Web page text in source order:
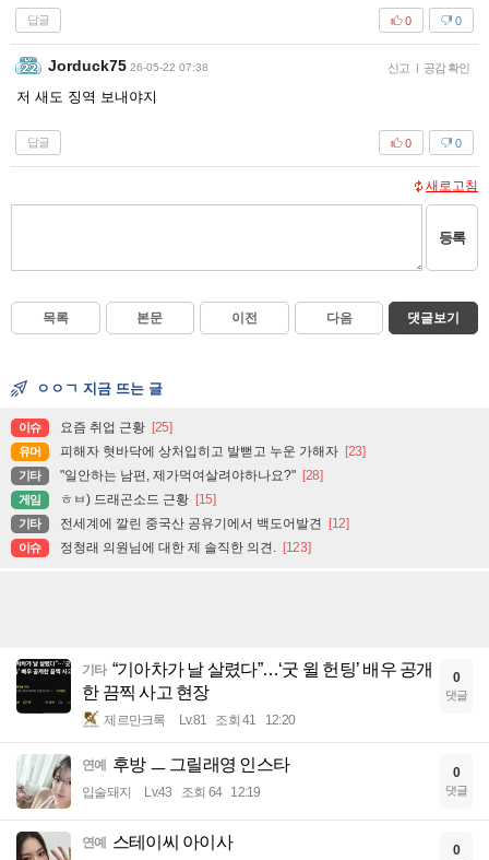
답글 0
0
Jorduck75 26-05-22 07:38 신고 | 공감 확인
저 새도 징역 보내야지
답글 0
0
새로고침
등록
목록 본문 이전 다음 댓글보기
ㅇㅇㄱ 지금 뜨는 글
이슈 요즘 취업 근황 [25]
유머 피해자 혓바닥에 상처입히고 발뻗고 누운 가해자 [23]
기타 "일안하는 남편, 제가먹여살려야하나요?" [28]
게임 ㅎㅂ) 드래곤소드 근황 [15]
기타 전세계에 깔린 중국산 공유기에서 백도어발견 [12]
이슈 정청래 의원님에 대한 제 솔직한 의견. [123]
기타 “기아차가 날 살렸다”…‘굿 윌 헌팅’ 배우 공개
한 끔찍 사고 현장
제르만크록 Lv.81 조회 41 12:20
0
댓글
연예 후방 ㅡ 그릴래영 인스타
입술돼지 Lv.43 조회 64 12:19
0
댓글
연예 스테이씨 아이사 0